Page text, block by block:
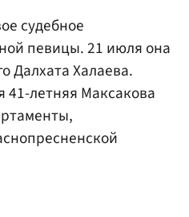
судебное
певицы. 21 июля она
Далхата Халаева.
41-летняя Максакова